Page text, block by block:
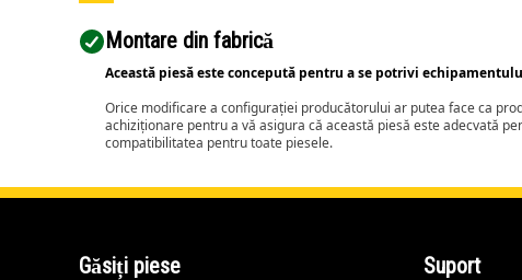
Montare din fabrică
Această piesă este concepută pentru a se potrivi
Orice modificare a configurației producătorului ar putea face ca
achiziționare pentru a vă asigura că această piesă este adecvată
compatibilitatea pentru toate piesele.
Găsiți piese Suport